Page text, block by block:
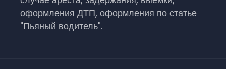
оформления ДТП, оформления по статье
"Пьяный водитель".